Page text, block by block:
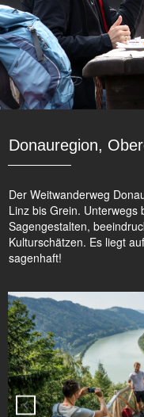
Donauregion,
Der Weitwanderweg
Linz bis Grein. Unterwegs
Sagengestalten,
Kulturschätzen. Es liegt
sagenhaft!